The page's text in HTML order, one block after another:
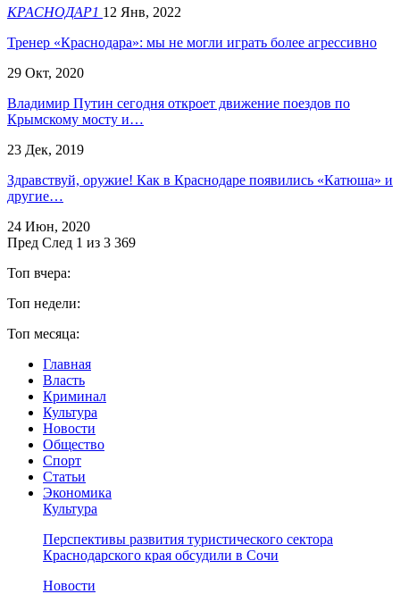
КРАСНОДАР1 12 Янв, 2022
Тренер «Краснодара»: мы не могли играть более агрессивно
29 Окт, 2020
Владимир Путин сегодня откроет движение поездов по
Крымскому мосту и…
23 Дек, 2019
Здравствуй, оружие! Как в Краснодаре появились «Катюша» и
другие…
24 Июн, 2020
Пред След 1 из 3 369
Топ вчера:
Топ недели:
Топ месяца:
Главная
Власть
Криминал
Культура
Новости
Общество
Спорт
Статьи
Экономика
Культура
Перспективы развития туристического сектора
Краснодарского края обсудили в Сочи
Новости